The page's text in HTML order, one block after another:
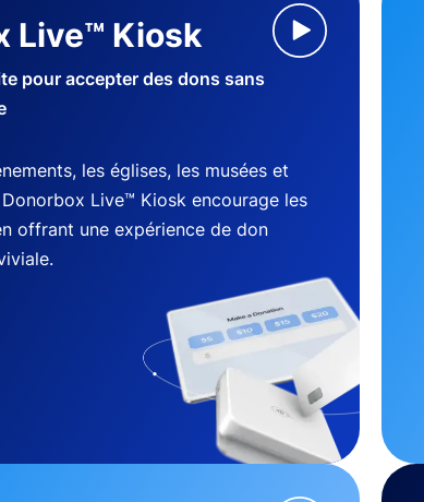
Live™ Kiosk
pour accepter des dons sans
les églises, les musées et
Live™ Kiosk encourage les
offrant une expérience de don